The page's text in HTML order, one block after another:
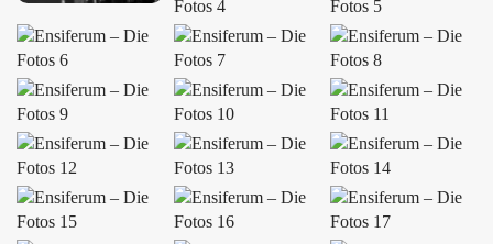
ÜBER UNS
GÖNNEREI
SHOP
MITMACHEN